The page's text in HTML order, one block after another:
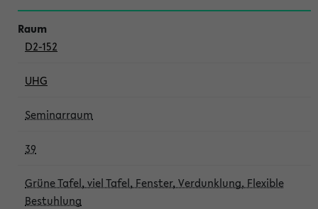
D2-152
UHG
Seminarraum
39
Grüne Tafel, viel Tafel, Fenster, Verdunklung, Flexible
Bestuhlung